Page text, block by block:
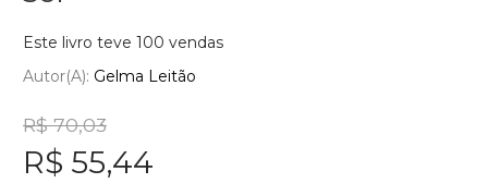
Este livro teve 100 vendas
Autor(a): Gelma Leitão
R$ 70,03
R$ 55,44